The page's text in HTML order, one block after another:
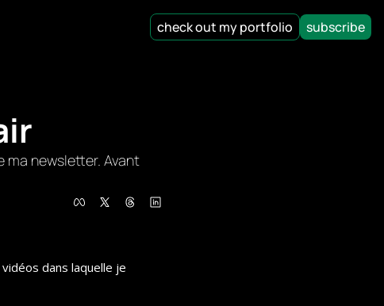
check out my portfolio subscribe
ma newsletter. Avant
dans laquelle je